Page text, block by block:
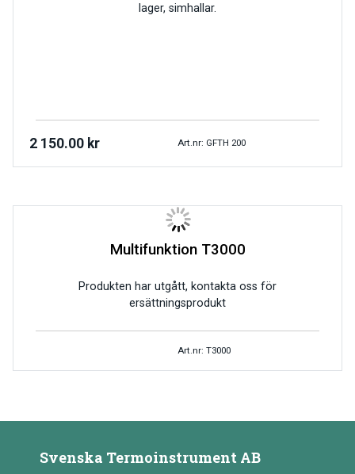
lager, simhallar.
2 150.00 kr Art.nr: GFTH 200
Multifunktion T3000
Produkten har utgått, kontakta oss för
ersättningsprodukt
Art.nr: T3000
Svenska Termoinstrument AB